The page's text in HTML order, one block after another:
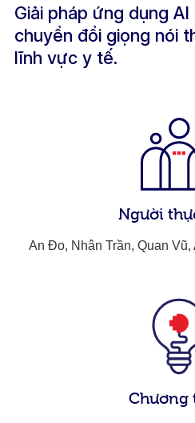
Giải pháp ứng dụng
chuyển đổi giọng nói
lĩnh vực y tế.
Người
An Đo, Nhân Trần, Quan
Chương